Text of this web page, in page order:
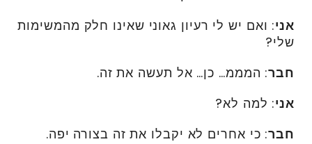
אני: ואם יש לי רעיון גאוני שאינו חלק מהמשימות
שלי?
חבר: המממ… כן… אל תעשה את זה.
אני: למה לא?
חבר: כי אחרים לא יקבלו את זה בצורה יפה.